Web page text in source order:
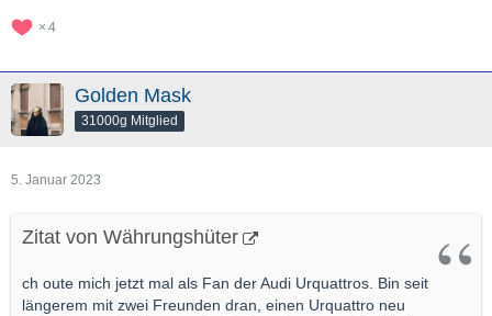
4
Golden Mask
31000g Mitglied
5. Januar 2023
Zitat von Währungshüter
ch oute mich jetzt mal als Fan der Audi Urquattros. Bin seit
längerem mit zwei Freunden dran, einen Urquattro neu